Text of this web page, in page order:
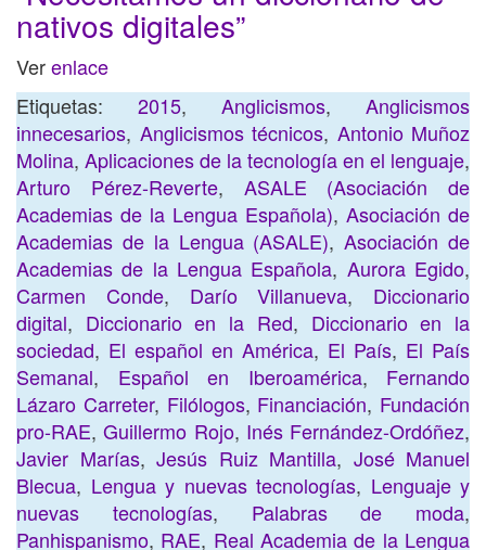
nativos digitales”
Verenlace
Etiquetas: 2015, Anglicismos, Anglicismos
innecesarios, Anglicismos técnicos, Antonio Muñoz
Molina, Aplicaciones de la tecnología en el lenguaje,
Arturo Pérez-Reverte, ASALE (Asociación de
Academias de la Lengua Española), Asociación de
Academias de la Lengua (ASALE),Asociación de
Academias de la Lengua Española, Aurora Egido,
Carmen Conde, Darío Villanueva, Diccionario
digital, Diccionario en la Red, Diccionario en la
sociedad, El español en América, El País, El País
Semanal, Español en Iberoamérica, Fernando
Lázaro Carreter, Filólogos, Financiación, Fundación
pro-RAE,Guillermo Rojo, Inés Fernández-Ordóñez,
Javier Marías, Jesús Ruiz Mantilla, José Manuel
Blecua, Lengua y nuevas tecnologías, Lenguaje y
nuevas tecnologías, Palabras de moda,
Panhispanismo, RAE, Real Academia de la Lengua